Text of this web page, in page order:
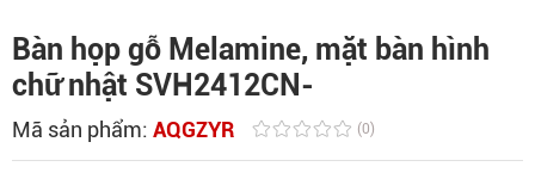
Bàn họp gỗ Melamine, mặt bàn hình
chữ nhật SVH2412CN-
Mã sản phẩm: AQGZYR (0)